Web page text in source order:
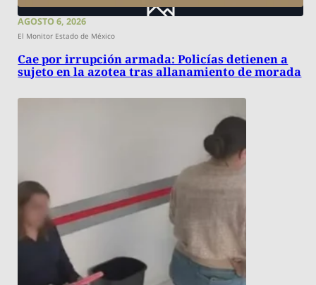
AGOSTO 6, 2026
El Monitor Estado de México
Cae por irrupción armada: Policías detienen a
sujeto en la azotea tras allanamiento de morada